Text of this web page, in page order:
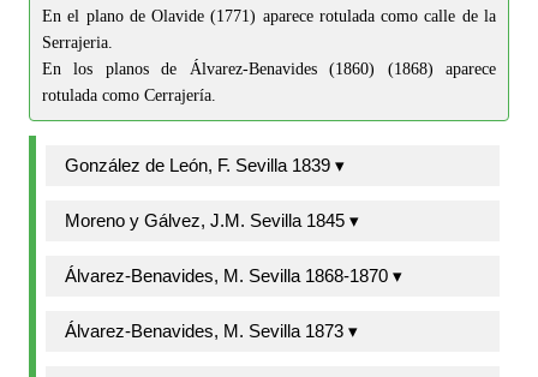
En el plano de Olavide (1771) aparece rotulada como calle de la
Serrajeria.
En los planos de Álvarez-Benavides (1860) (1868) aparece
rotulada como Cerrajería.
González de León, F. Sevilla 1839 ▾
Moreno y Gálvez, J.M. Sevilla 1845 ▾
Álvarez-Benavides, M. Sevilla 1868-1870 ▾
Álvarez-Benavides, M. Sevilla 1873 ▾